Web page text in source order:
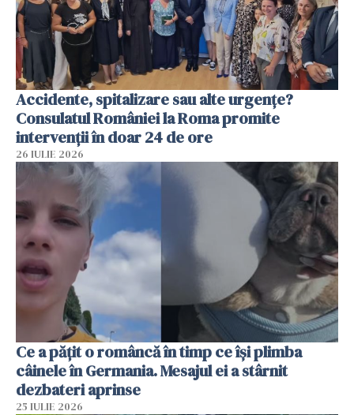
Accidente, spitalizare sau alte urgențe?
Consulatul României la Roma promite
intervenții în doar 24 de ore
26 IULIE 2026
Ce a pățit o româncă în timp ce își plimba
câinele în Germania. Mesajul ei a stârnit
dezbateri aprinse
25 IULIE 2026